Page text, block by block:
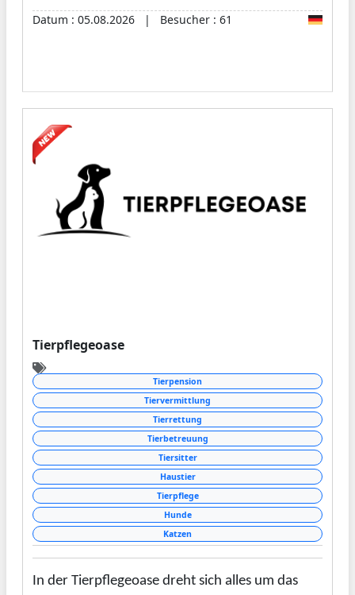
und bietet Frühstück & Ala Cart Speisen.
Datum : 05.08.2026 | Besucher : 61
Tierpflegeoase
Tierpension
Tiervermittlung
Tierrettung
Tierbetreuung
Tiersitter
Haustier
Tierpflege
Hunde
Katzen
In der Tierpflegeoase dreht sich alles um das